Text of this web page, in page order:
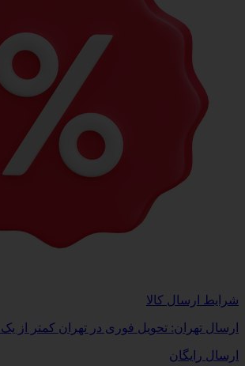
شرایط ارسال کالا
ارسال تهران: تحویل فوری در تهران کمتر از
ارسال رایگان